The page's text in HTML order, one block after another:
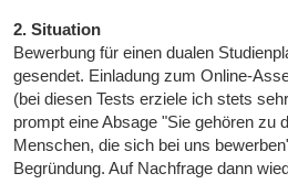
2. Situation
Bewerbung für einen dualen
gesendet. Einladung zum Online-
(bei diesen Tests erziele ich stets
prompt eine Absage "Sie gehören zu
Menschen, die sich bei uns
Begründung. Auf Nachfrage dann